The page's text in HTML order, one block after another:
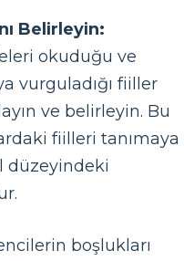
Belirleyin:
okuduğu ve
vurguladığı fiiller
ve belirleyin. Bu
fiilleri tanımaya
düzeyindeki
boşlukları